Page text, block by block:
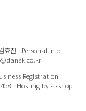
효진 | Personal Info
Registration
| Hosting by sixshop